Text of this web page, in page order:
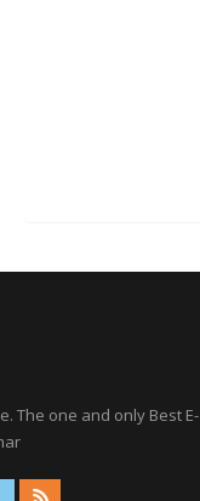
The one and only Best E-